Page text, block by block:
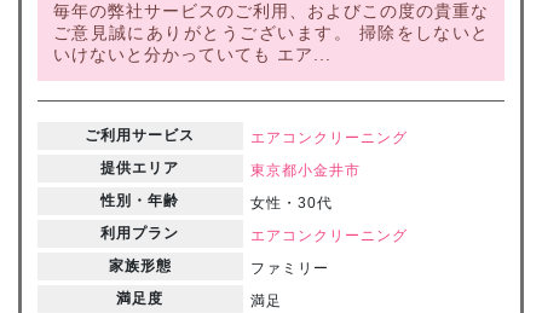
毎年の弊社サービスのご利用、およびこの度の貴重な
ご意見誠にありがとうございます。 掃除をしないと
いけないと分かっていても エア...
ご利用サービス
エアコンクリーニング
提供エリア
東京都小金井市
性別・年齢
女性・30代
利用プラン
エアコンクリーニング
家族形態
ファミリー
満足度
満足